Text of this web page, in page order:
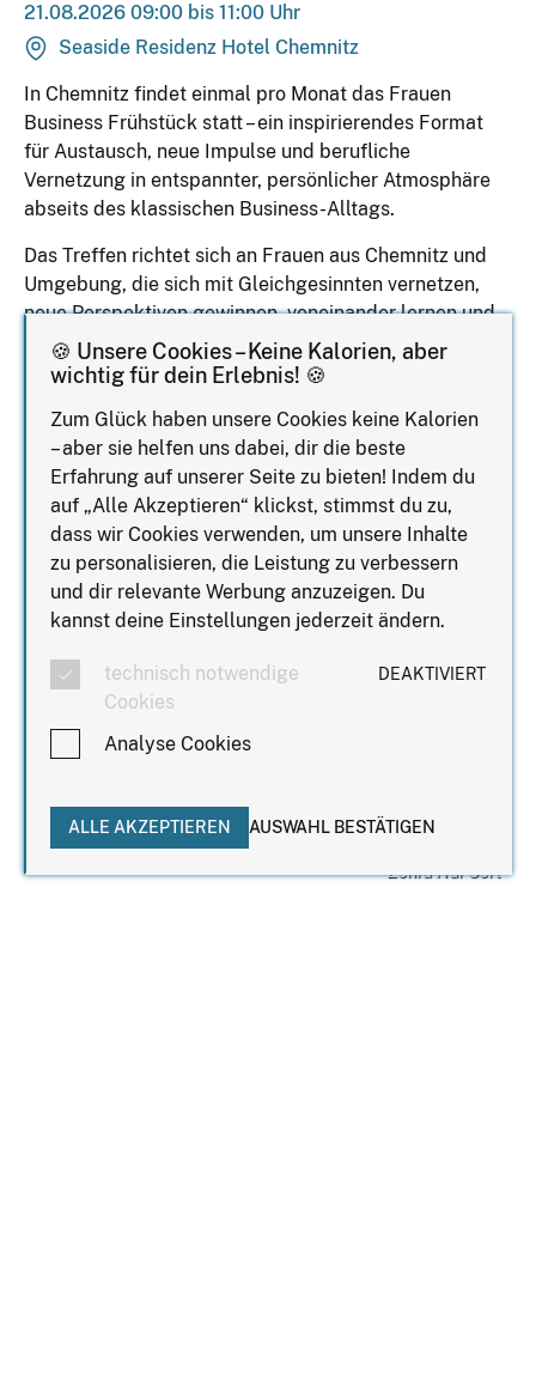
Zehra Nur Sert
21.08.2026 09:00 bis 11:00 Uhr
Seaside Residenz Hotel Chemnitz
In Chemnitz findet einmal pro Monat das Frauen
Business Frühstück statt – ein inspirierendes Format
für Austausch, neue Impulse und berufliche
Vernetzung in entspannter, persönlicher Atmosphäre
abseits des klassischen Business-Alltags.
Das Treffen richtet sich an Frauen aus Chemnitz und
Umgebung, die sich mit Gleichgesinnten vernetzen,
neue Perspektiven gewinnen, voneinander lernen und
ihre Erfahrungen, Ideen sowie Herausforderungen
offen teilen möchten.
Das Frauen Business Frühstück bietet bewusst Raum
für echte Gespräche, wertvolle Begegnungen und
neue Kontakte – ganz ohne große Bühne, dafür mit viel
Herz, Offenheit, gegenseitiger Wertschätzung und
einem vertrauensvollen Miteinander.
Das Frühstück kostet 35 € und beinhaltet ein
reichhaltiges Buffet, alle Heißgetränke, einen
inspirierenden Impulsvortrag mit Praxisbezug sowie
die komplette Organisation und Begleitung der
Veranstaltung.
Die VVK-Ticketgebühren sind bereits im Preis
IN DEN WARENKORB
🍪 Unsere Cookies – Keine Kalorien, aber
wichtig für dein Erlebnis! 🍪
Zum Glück haben unsere Cookies keine Kalorien
– aber sie helfen uns dabei, dir die beste
Erfahrung auf unserer Seite zu bieten! Indem du
auf „Alle Akzeptieren“ klickst, stimmst du zu,
dass wir Cookies verwenden, um unsere Inhalte
zu personalisieren, die Leistung zu verbessern
und dir relevante Werbung anzuzeigen. Du
kannst deine Einstellungen jederzeit ändern.
technisch notwendige
Cookies
DEAKTIVIERT
Analyse Cookies
ALLE AKZEPTIEREN AUSWAHL BESTÄTIGEN